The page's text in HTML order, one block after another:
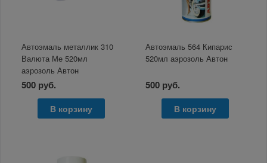
Автоэмаль металлик 310
Валюта Ме 520мл
аэрозоль Автон
500 руб.
В корзину
Автоэмаль 564 Кипарис
520мл аэрозоль Автон
500 руб.
В корзину